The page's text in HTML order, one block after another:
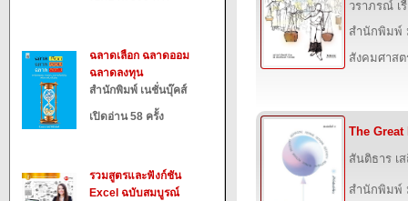
ฉลาดเลือก ฉลาดออม
ฉลาดลงทุน
สำนักพิมพ์ เนชั่นบุ๊คส์
เปิดอ่าน 58 ครั้ง
รวมสูตรและฟังก์ชัน
Excel ฉบับสมบูรณ์
วราภรณ์ เ
สำนักพิมพ์
สังคมศาสต
The Great
สันติธาร เ
สำนักพิมพ์